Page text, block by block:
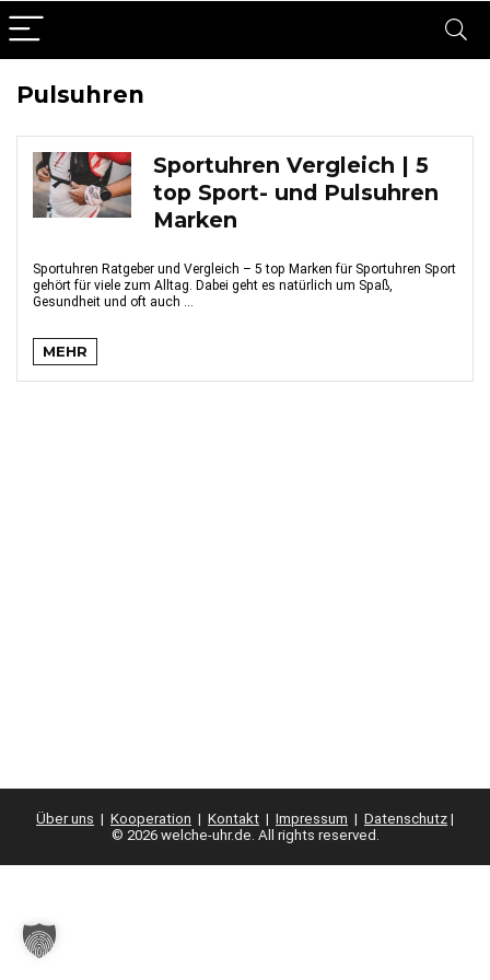
Pulsuhren
Sportuhren Vergleich | 5
top Sport- und Pulsuhren
Marken
Sportuhren Ratgeber und Vergleich – 5 top Marken für Sportuhren Sport
gehört für viele zum Alltag. Dabei geht es natürlich um Spaß,
Gesundheit und oft auch ...
MEHR
Über uns | Kooperation | Kontakt | Impressum | Datenschutz |
© 2026 welche-uhr.de. All rights reserved.